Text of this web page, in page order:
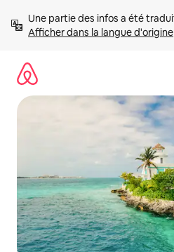
directement
Afficher dans la langue d'origine